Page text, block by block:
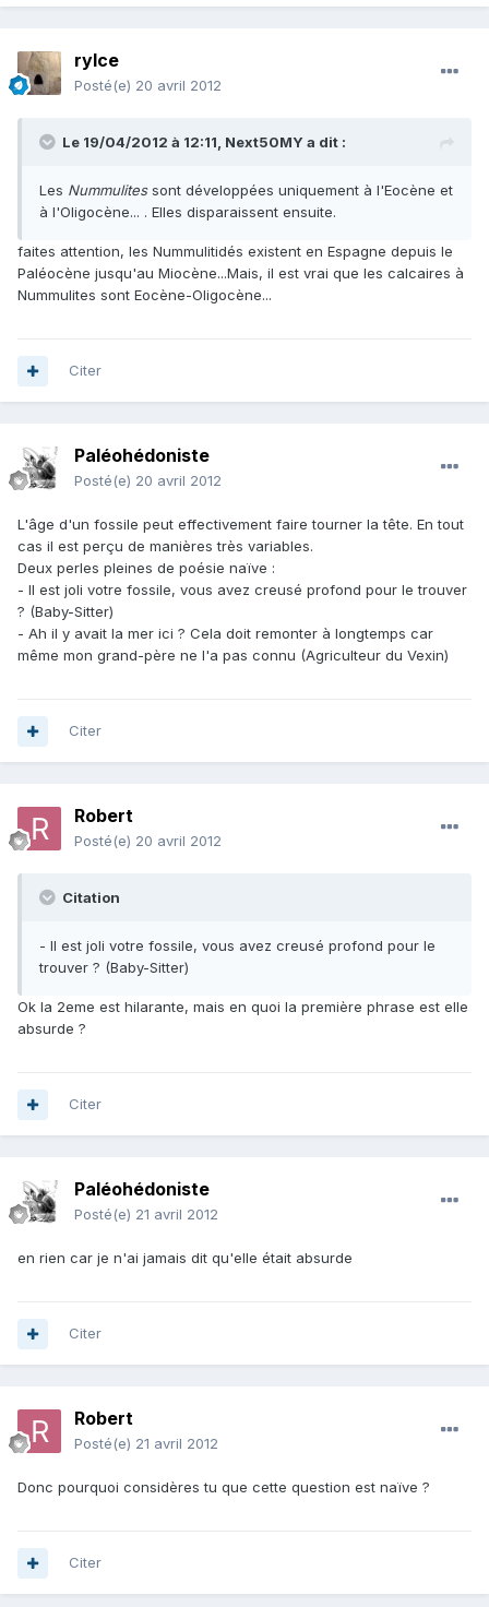
rylce
Posté(e) 20 avril 2012
Le 19/04/2012 à 12:11, Next50MY a dit :
Les Nummulitessont développées uniquement à l'Eocène et
à l'Oligocène... . Elles disparaissent ensuite.
faites attention, les Nummulitidés existent en Espagne depuis le
Paléocène jusqu'au Miocène...Mais, il est vrai que les calcaires à
Nummulites sont Eocène-Oligocène...
Citer
Paléohédoniste
Posté(e) 20 avril 2012
L'âge d'un fossile peut effectivement faire tourner la tête. En tout
cas il est perçu de manières très variables.
Deux perles pleines de poésie naïve :
- Il est joli votre fossile, vous avez creusé profond pour le trouver
? (Baby-Sitter)
- Ah il y avait la mer ici ? Cela doit remonter à longtemps car
même mon grand-père ne l'a pas connu (Agriculteur du Vexin)
Citer
Robert
Posté(e) 20 avril 2012
Citation
- Il est joli votre fossile, vous avez creusé profond pour le
trouver ? (Baby-Sitter)
Ok la 2eme est hilarante, mais en quoi la première phrase est elle
absurde ?
Citer
Paléohédoniste
Posté(e) 21 avril 2012
en rien car je n'ai jamais dit qu'elle était absurde
Citer
Robert
Posté(e) 21 avril 2012
Donc pourquoi considères tu que cette question est naïve ?
Citer